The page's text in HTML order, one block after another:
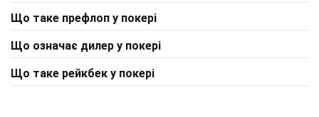
Що таке префлоп у покері
Що означає дилер у покері
Що таке рейкбек у покері